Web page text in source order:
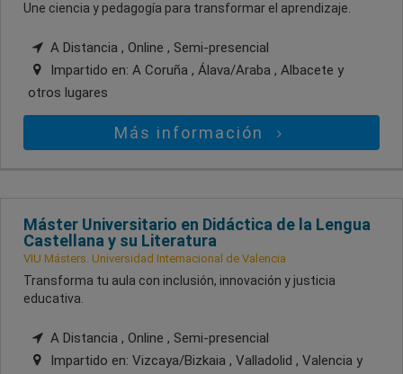
Une ciencia y pedagogía para transformar el aprendizaje.
A Distancia , Online , Semi-presencial
Impartido en: A Coruña , Álava/Araba , Albacete y
otros lugares
Más información
Máster Universitario en Didáctica de la Lengua
Castellana y su Literatura
VIU Másters. Universidad Internacional de Valencia
Transforma tu aula con inclusión, innovación y justicia
educativa.
A Distancia , Online , Semi-presencial
Impartido en: Vizcaya/Bizkaia , Valladolid , Valencia y